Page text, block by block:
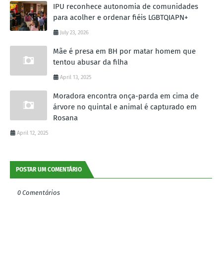
IPU reconhece autonomia de comunidades
para acolher e ordenar fiéis LGBTQIAPN+
July 23, 2026
Mãe é presa em BH por matar homem que
tentou abusar da filha
April 13, 2025
Moradora encontra onça-parda em cima de
árvore no quintal e animal é capturado em
Rosana
April 12, 2025
POSTAR UM COMENTÁRIO
0 Comentários